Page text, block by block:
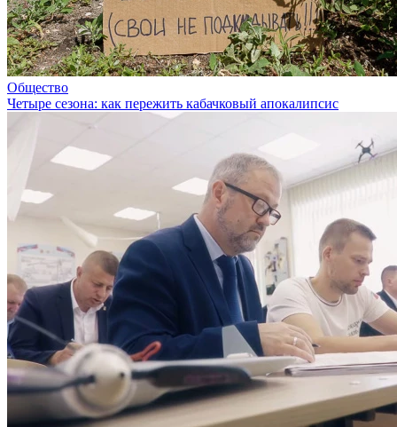
Общество
Четыре сезона: как пережить кабачковый апокалипсис